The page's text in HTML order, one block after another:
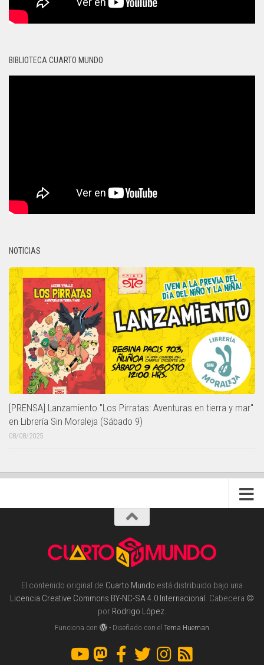
BIBLIOTECA CUARTO MUNDO
NOTICIAS
[PRENSA] Lanzamiento "Los Pirratas: Aventuras en tierra y mar"
en Librería Sin Moraleja (Sábado 9)
08/08/2025
El contenido original de Cuarto Mundo está distribuido bajo una
Licencia Creative Commons BY-NC-SA 4.0 Internacional. Cabecera ©
por Rodrigo López.
Funciona con - Diseñado con elTema Hueman